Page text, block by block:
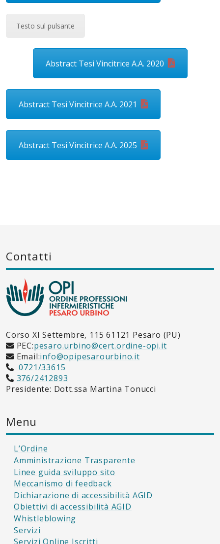
Testo sul pulsante
Abstract Tesi Vincitrice A.A. 2020
Abstract Tesi Vincitrice A.A. 2021
Abstract Tesi Vincitrice A.A. 2025
Contatti
Corso XI Settembre, 115 61121 Pesaro (PU)
PEC:pesaro.urbino@cert.ordine-opi.it
Email:info@opipesarourbino.it
0721/33615
376/2412893
Presidente: Dott.ssa Martina Tonucci
Menu
L’Ordine
Amministrazione Trasparente
Linee guida sviluppo sito
Meccanismo di feedback
Dichiarazione di accessibilità AGID
Obiettivi di accessibilità AGID
Whistleblowing
Servizi
Servizi Online Iscritti